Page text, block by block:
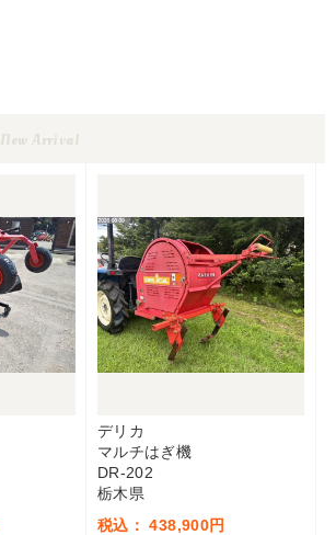
New Arrival
デリカ
マルチはぎ機
DR-202
栃木県
税込： 438,900円